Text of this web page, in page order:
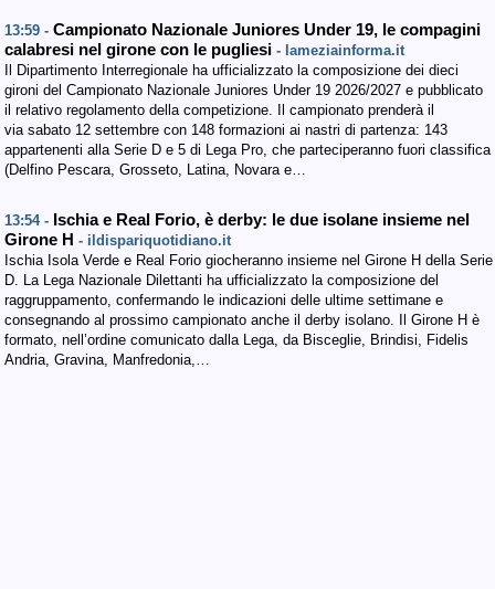
13:59 - Campionato Nazionale Juniores Under 19, le compagini
calabresi nel girone con le pugliesi - lameziainforma.it
Il Dipartimento Interregionale ha ufficializzato la composizione dei dieci
gironi del Campionato Nazionale Juniores Under 19 2026/2027 e pubblicato
il relativo regolamento della competizione. Il campionato prenderà il
via sabato 12 settembre con 148 formazioni ai nastri di partenza: 143
appartenenti alla Serie D e 5 di Lega Pro, che parteciperanno fuori classifica
(Delfino Pescara, Grosseto, Latina, Novara e…
13:54 - Ischia e Real Forio, è derby: le due isolane insieme nel
Girone H - ildispariquotidiano.it
Ischia Isola Verde e Real Forio giocheranno insieme nel Girone H della Serie
D. La Lega Nazionale Dilettanti ha ufficializzato la composizione del
raggruppamento, confermando le indicazioni delle ultime settimane e
consegnando al prossimo campionato anche il derby isolano. Il Girone H è
formato, nell’ordine comunicato dalla Lega, da Bisceglie, Brindisi, Fidelis
Andria, Gravina, Manfredonia,…